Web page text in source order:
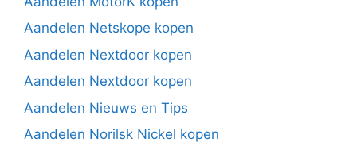
Aandelen Netskope kopen
Aandelen Nextdoor kopen
Aandelen Nextdoor kopen
Aandelen Nieuws en Tips
Aandelen Norilsk Nickel kopen